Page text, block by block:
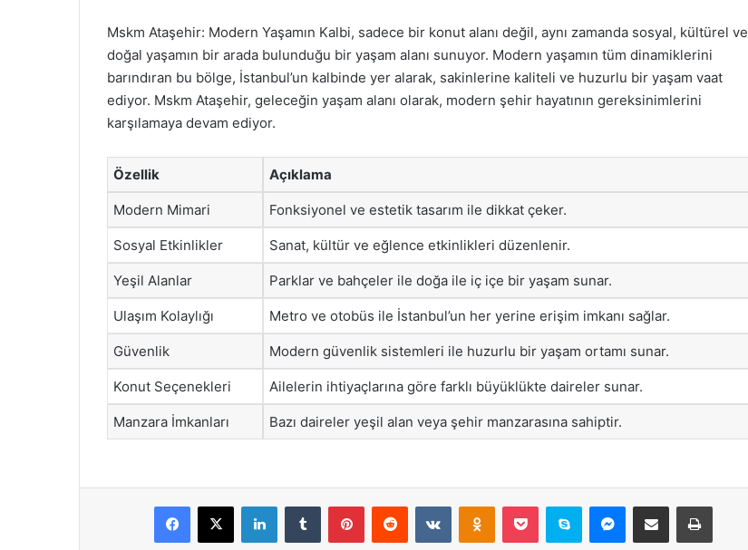
Mskm Ataşehir: Modern Yaşamın Kalbi, sadece bir konut alanı değil, aynı zamanda sosyal, kültürel ve
doğal yaşamın bir arada bulunduğu bir yaşam alanı sunuyor. Modern yaşamın tüm dinamiklerini
barındıran bu bölge, İstanbul’un kalbinde yer alarak, sakinlerine kaliteli ve huzurlu bir yaşam vaat
ediyor. Mskm Ataşehir, geleceğin yaşam alanı olarak, modern şehir hayatının gereksinimlerini
karşılamaya devam ediyor.
Özellik Açıklama
Modern Mimari Fonksiyonel ve estetik tasarım ile dikkat çeker.
Sosyal Etkinlikler Sanat, kültür ve eğlence etkinlikleri düzenlenir.
Yeşil Alanlar Parklar ve bahçeler ile doğa ile iç içe bir yaşam sunar.
Ulaşım Kolaylığı Metro ve otobüs ile İstanbul’un her yerine erişim imkanı sağlar.
Güvenlik Modern güvenlik sistemleri ile huzurlu bir yaşam ortamı sunar.
Konut Seçenekleri Ailelerin ihtiyaçlarına göre farklı büyüklükte daireler sunar.
Manzara İmkanları Bazı daireler yeşil alan veya şehir manzarasına sahiptir.
Facebook
X LinkedInTumblr PinterestReddit VKontakteOdnoklassniki
Pocket Skype Messenger
E-Posta ile paylaş Yazdır